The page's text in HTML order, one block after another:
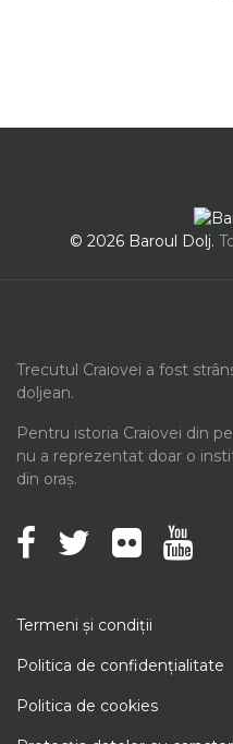
© 2026 Baroul Dolj.
Trecutul Craiovei a fost
doljean.
Pentru istoria Craiovei din
nu a reprezentat doar o
din oraș.
Termeni şi condiţii
Politica de confidenţialitate
Politica de cookies